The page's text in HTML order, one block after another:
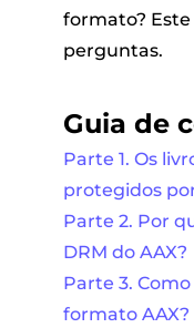
formato?
perguntas.
Guia de
Parte 1. Os
protegidos
Parte 2. Por
DRM do AAX?
Parte 3.
formato AAX?